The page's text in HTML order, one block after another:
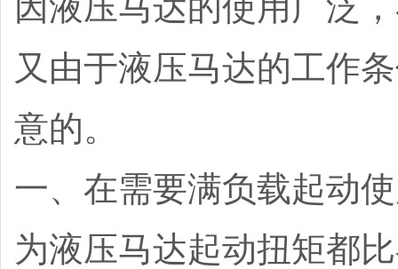
又由于液压马达的工作
意的。
一、在需要满负载起动
为液压马达起动扭矩都